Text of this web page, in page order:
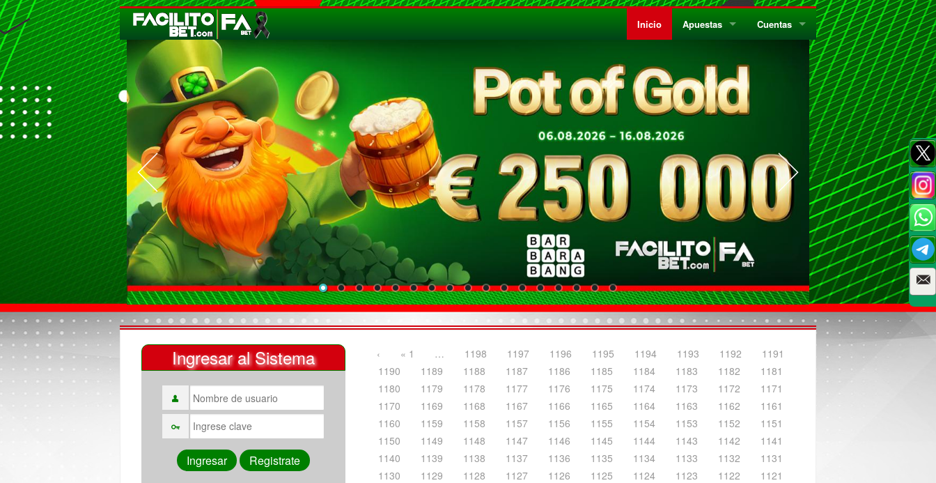
Inicio Apuestas
¿Qué es el Sistema Parley?
Privacidad
Como Jugar Bingo
Cuentas
Preguntas Frecuentes
Reglas Generales
Ingresar al Sistema ‹ « 1 … 1198 1197 1196 1195 1194 1193 1192
1191
1190
1189 1188 1187 1186 1185 1184 1183 1182
1181
1180
1179 1178 1177 1176 1175 1174 1173 1172
1171
1170
1169 1168 1167 1166 1165 1164 1163 1162
1161
1160
1159 1158 1157 1156 1155 1154 1153 1152
1151
1150
1149 1148 1147 1146 1145 1144 1143 1142
1141
1140
1139 1138 1137 1136 1135 1134 1133 1132
1131
1130
1129 1128 1127 1126 1125 1124 1123 1122
1121